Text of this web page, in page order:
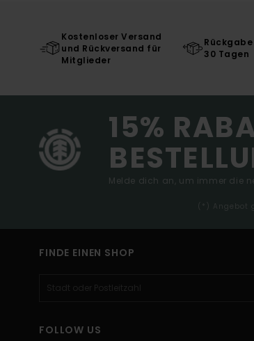
Kostenloser Versand
und Rückversand für
Mitglieder
30 Tagen
15%
Melde dich an, um immer die
(*)
FINDE EINEN SHOP
FOLLOW US